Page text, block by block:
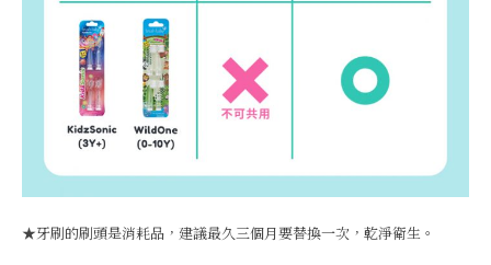
★牙刷的刷頭是消耗品，建議最久三個月要替換一次，乾淨衛生。